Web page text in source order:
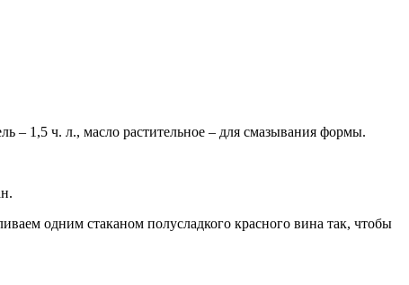
– 1,5 ч. л., масло растительное – для смазывания формы.
одним стаканом полусладкого красного вина так, чтобы